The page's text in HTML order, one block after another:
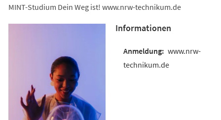
MINT-Studium Dein Weg ist! www.nrw-technikum.de
Informationen
www.nrw-
technikum.de